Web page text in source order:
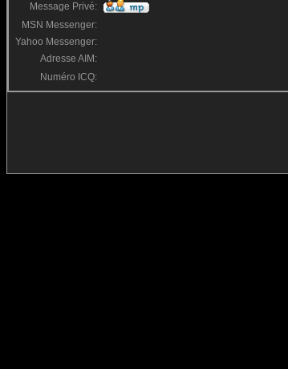
Message Privé:
MSN Messenger:
Yahoo Messenger:
Adresse AIM:
Numéro ICQ: